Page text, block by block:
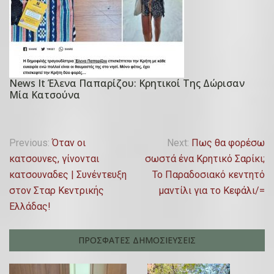
8
Μ
α
τ
ί
,
2
0
1
9
P
o
e
d
o
n
1
7
News It Έλενα Παπαρίζου: Κρητικοί Της Δώρισαν
Μία Κατσούνα
Π
λ
ο
ή
η
Previous: Όταν οι
κατσουνες, γίνονται
κατσουναδες | Συνέντευξη
στον Σταρ Κεντρικής
Ελλάδας!
Next: Πως θα φορέσω
σωστά ένα Κρητικό Σαρίκι;
Το Παραδοσιακό κεντητό
μαντίλι για το Κεφάλι/=
ΠΡΟΣΦΑΤΕΣ ΔΗΜΟΣΙΕΥΣΕΙΣ